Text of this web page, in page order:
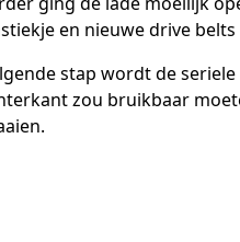
en nieuwe drive
stap wordt de
zou bruikbaar